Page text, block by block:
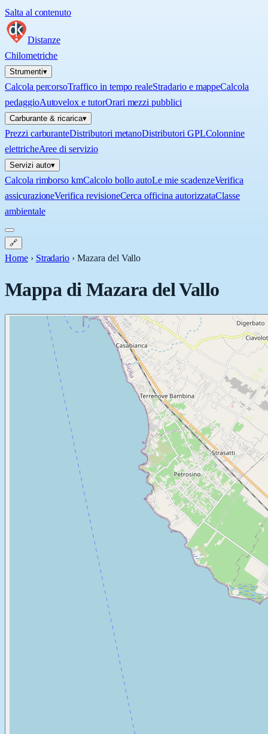
Salta al contenuto
Distanze
Chilometriche
Strumenti▾
Calcola percorsoTraffico in tempo realeStradario e mappeCalcola
pedaggioAutovelox e tutorOrari mezzi pubblici
Carburante & ricarica▾
Prezzi carburanteDistributori metanoDistributori GPLColonnine
elettricheAree di servizio
Servizi auto▾
Calcola rimborso kmCalcolo bollo autoLe mie scadenzeVerifica
assicurazioneVerifica revisioneCerca officina autorizzataClasse
ambientale
🔗
Home › Stradario ›Mazara del Vallo
Mappa diMazara del Vallo